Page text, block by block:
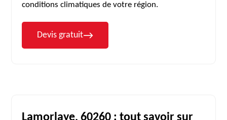
conditions climatiques de votre région.
Devis gratuit
Lamorlaye, 60260 : tout savoir sur